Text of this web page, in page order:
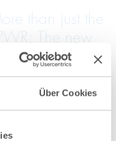
Über Cookies
than just the
The new
Act
its
for